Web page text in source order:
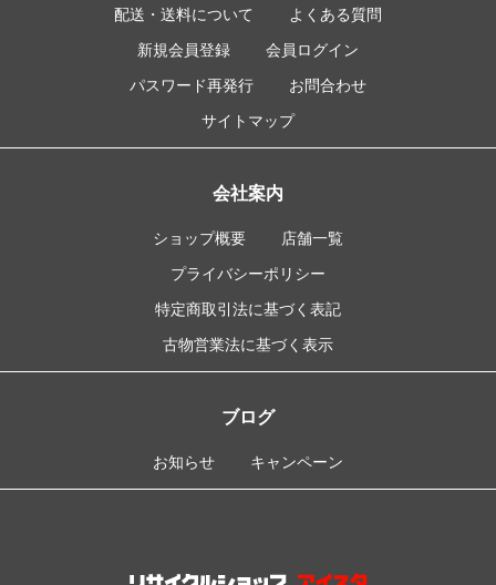
配送・送料について
よくある質問
新規会員登録
会員ログイン
パスワード再発行
お問合わせ
サイトマップ
会社案内
ショップ概要
店舗一覧
プライバシーポリシー
特定商取引法に基づく表記
古物営業法に基づく表示
ブログ
お知らせ キャンペーン